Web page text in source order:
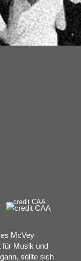
credit CAA
McVey
für Musik und
sollte sich